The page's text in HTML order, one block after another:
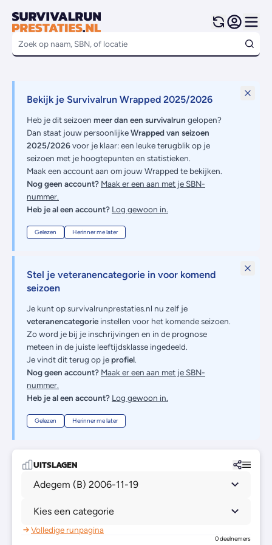
Bekijk je Survivalrun Wrapped 2025/2026
Heb je dit seizoen meer dan een survivalrun gelopen?
Dan staat jouw persoonlijkeWrapped van seizoen
2025/2026voor je klaar: een leuke terugblik op je
seizoen met je hoogtepunten en statistieken.
Maak een account aan om jouw Wrapped te bekijken.
Nog geen account? Maak er een aan met je SBN-
nummer.
Heb je al een account? Log gewoon in.
Gelezen Herinner me later
Stel je veteranencategorie in voor komend
seizoen
Je kunt op survivalrunprestaties.nl nu zelf je
veteranencategorie instellen voor het komende seizoen.
Zo word je bij je inschrijvingen en in de prognose
meteen in de juiste leeftijdsklasse ingedeeld.
Je vindt dit terug op je profiel.
Nog geen account? Maak er een aan met je SBN-
nummer.
Heb je al een account? Log gewoon in.
Gelezen Herinner me later
UITSLAGEN
Adegem (B) 2006-11-19
Kies een categorie
Volledige runpagina
0 deelnemers